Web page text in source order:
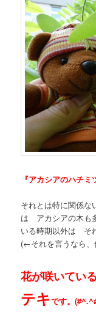
移
動
『アカシアのハチ
それとは特に関係な
は アカシアの木も
いる時期以外は そ
(←それを言うなら、
花が咲いてい
テキです。